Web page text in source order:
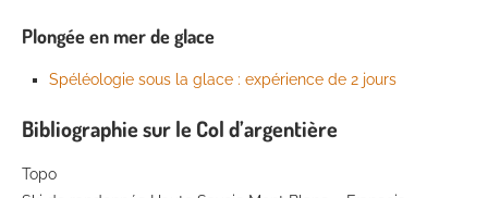
Plongée en mer de glace
Spéléologie sous la glace : expérience de 2 jours
Bibliographie sur le Col d’argentière
Topo